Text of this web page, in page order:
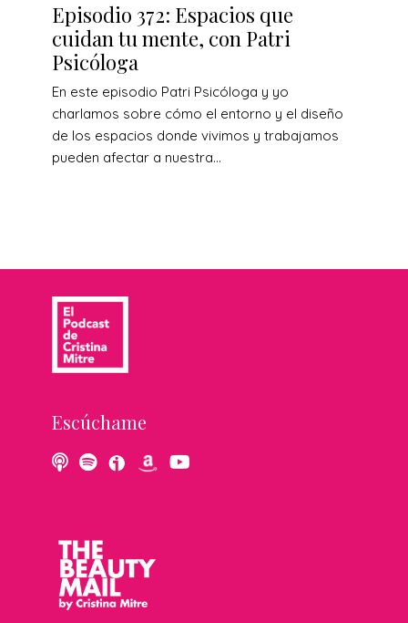
Episodio 372: Espacios que
cuidan tu mente, con Patri
Psicóloga
En este episodio Patri Psicóloga y yo
charlamos sobre cómo el entorno y el diseño
de los espacios donde vivimos y trabajamos
pueden afectar a nuestra...
Escúchame